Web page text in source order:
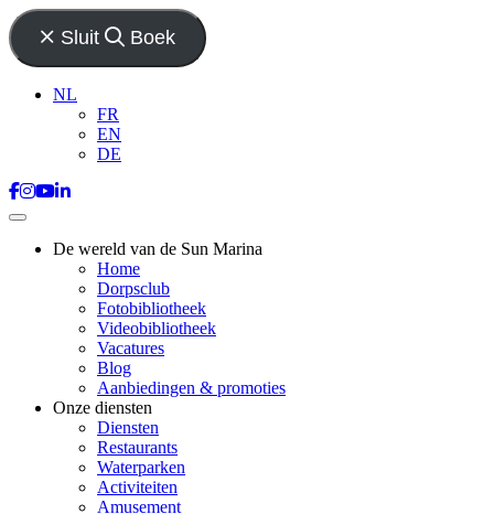
Sluit Boek
NL
FR
EN
DE
De wereld van de Sun Marina
Home
Dorpsclub
Fotobibliotheek
Videobibliotheek
Vacatures
Blog
Aanbiedingen & promoties
Onze diensten
Diensten
Restaurants
Waterparken
Activiteiten
Amusement